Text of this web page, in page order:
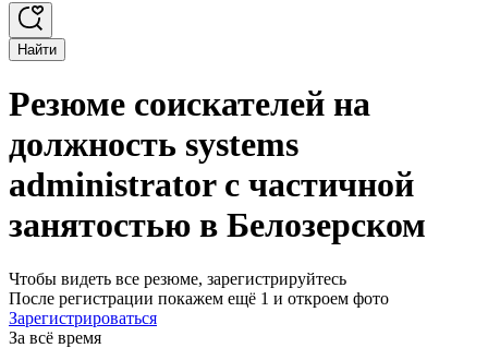
Найти
Резюме соискателей на
должность systems
administrator с частичной
занятостью в Белозерском
Чтобы видеть все резюме, зарегистрируйтесь
После регистрации покажем ещё 1 и откроем фото
Зарегистрироваться
За всё время